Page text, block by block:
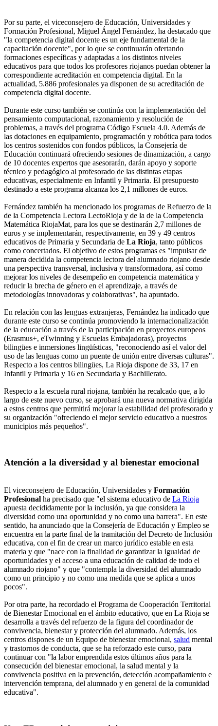
Por su parte, el viceconsejero de Educación, Universidades y
Formación Profesional, Miguel Ángel Fernández, ha destacado que
"la competencia digital docente es un eje fundamental de la
capacitación docente", por lo que se continuarán ofertando
formaciones específicas y adaptadas a los distintos niveles
educativos para que todos los profesores riojanos puedan obtener la
correspondiente acreditación en competencia digital. En la
actualidad, 5.886 profesionales ya disponen de su acreditación de
competencia digital docente.
Durante este curso también se continúa con la implementación del
pensamiento computacional, razonamiento y resolución de
problemas, a través del programa Código Escuela 4.0. Además de
las dotaciones en equipamiento, programación y robótica para todos
los centros sostenidos con fondos públicos, la Consejería de
Educación continuará ofreciendo sesiones de dinamización, a cargo
de 10 docentes expertos que asesorarán, darán apoyo y soporte
técnico y pedagógico al profesorado de las distintas etapas
educativas, especialmente en Infantil y Primaria. El presupuesto
destinado a este programa alcanza los 2,1 millones de euros.
Fernández también ha mencionado los programas de Refuerzo de la
de la Competencia Lectora LectoRioja y de la de la Competencia
Matemática RiojaMat, para los que se destinarán 2,7 millones de
euros y se implementarán, respectivamente, en 39 y 49 centros
educativos de Primaria y Secundaria de La Rioja, tanto públicos
como concertados. El objetivo de estos programas es "impulsar de
manera decidida la competencia lectora del alumnado riojano desde
una perspectiva transversal, inclusiva y transformadora, así como
mejorar los niveles de desempeño en competencia matemática y
reducir la brecha de género en el aprendizaje, a través de
metodologías innovadoras y colaborativas", ha apuntado.
En relación con las lenguas extranjeras, Fernández ha indicado que
durante este curso se continúa promoviendo la internacionalización
de la educación a través de la participación en proyectos europeos
(Erasmus+, eTwinning y Escuelas Embajadoras), proyectos
bilingües e inmersiones lingüísticas, "reconociendo así el valor del
uso de las lenguas como un puente de unión entre diversas culturas".
Respecto a los centros bilingües, La Rioja dispone de 33, 17 en
Infantil y Primaria y 16 en Secundaria y Bachillerato.
Respecto a la escuela rural riojana, también ha recalcado que, a lo
largo de este nuevo curso, se aprobará una nueva normativa dirigida
a estos centros que permitirá mejorar la estabilidad del profesorado y
su organización "ofreciendo el mejor servicio educativo a nuestros
municipios más pequeños".
Atención a la diversidad y al bienestar emocional
El viceconsejero de Educación, Universidades y Formación
Profesional ha precisado que "el sistema educativo de La Rioja
apuesta decididamente por la inclusión, ya que considera la
diversidad como una oportunidad y no como una barrera". En este
sentido, ha anunciado que la Consejería de Educación y Empleo se
encuentra en la parte final de la tramitación del Decreto de Inclusión
educativa, con el fin de crear un marco jurídico estable en esta
materia y que "nace con la finalidad de garantizar la igualdad de
oportunidades y el acceso a una educación de calidad de todo el
alumnado riojano" y que "contempla la diversidad del alumnado
como un principio y no como una medida que se aplica a unos
pocos".
Por otra parte, ha recordado el Programa de Cooperación Territorial
de Bienestar Emocional en el ámbito educativo, que en La Rioja se
desarrolla a través del refuerzo de la figura del coordinador de
convivencia, bienestar y protección del alumnado. Además, los
centros dispones de un Equipo de bienestar emocional, salud mental
y trastornos de conducta, que se ha reforzado este curso, para
continuar con "la labor emprendida estos últimos años para la
consecución del bienestar emocional, la salud mental y la
convivencia positiva en la prevención, detección acompañamiento e
intervención temprana, del alumnado y en general de la comunidad
educativa".